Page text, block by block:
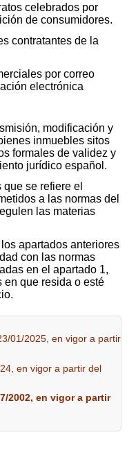
celebrados por
de consumidores.
contratantes de la
por correo
electrónica
modificación y
inmuebles sitos
formales de validez y
jurídico español.
se refiere el
a las normas del
las materias
apartados anteriores
con las normas
en el apartado 1,
en que resida o esté
01/2025, en vigor a partir
en vigor a partir del
2002, en vigor a partir